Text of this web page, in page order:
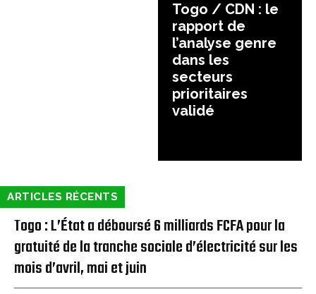
Togo / CDN : le
rapport de
l’analyse genre
dans les
secteurs
prioritaires
validé
ARTICLES RÉCENTS
Togo : L’État a déboursé 6 milliards FCFA pour la
gratuité de la tranche sociale d’électricité sur les
mois d’avril, mai et juin